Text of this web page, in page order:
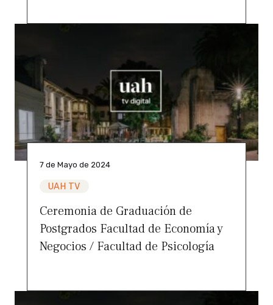
7 de Mayo de 2024
UAH TV
Ceremonia de Graduación de
Postgrados Facultad de Economía y
Negocios / Facultad de Psicología